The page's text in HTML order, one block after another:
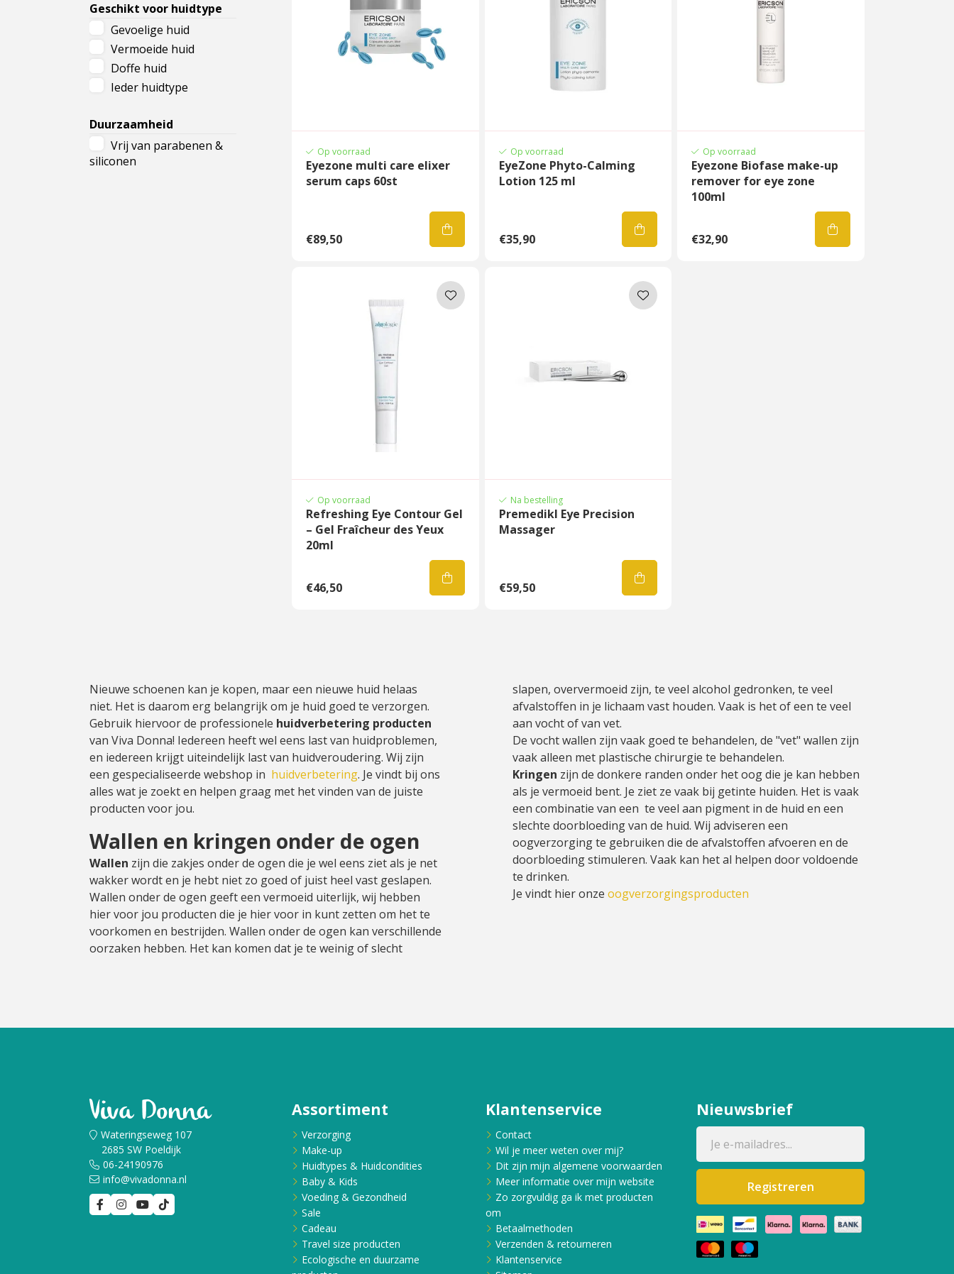
Tegen huidverslapping
Vermoeide ooghuid
Gezwollen oogleden
Geschikt voor huidtype
Gevoelige huid
Vermoeide huid
Doffe huid
Ieder huidtype
Duurzaamheid
Vrij van parabenen &
siliconen
Op voorraad
Eyezone multi care elixer
serum caps 60st
€89,50
Op voorraad
EyeZone Phyto-Calming
Lotion 125 ml
€35,90
Op voorraad
Eyezone Biofase make-up
remover for eye zone
100ml
€32,90
Op voorraad
Refreshing Eye Contour Gel
– Gel Fraîcheur des Yeux
20ml
€46,50
Na bestelling
Premedikl Eye Precision
Massager
€59,50
Nieuwe schoenen kan je kopen, maar een nieuwe huid helaas
niet. Het is daarom erg belangrijk om je huid goed te verzorgen.
Gebruik hiervoor de professionele huidverbetering producten
van Viva Donna! Iedereen heeft wel eens last van huidproblemen,
en iedereen krijgt uiteindelijk last van huidveroudering. Wij zijn
een gespecialiseerde webshop in huidverbetering. Je vindt bij ons
alles wat je zoekt en helpen graag met het vinden van de juiste
producten voor jou.
Wallen en kringen onder de ogen
Wallen zijn die zakjes onder de ogen die je wel eens ziet als je net
wakker wordt en je hebt niet zo goed of juist heel vast geslapen.
Wallen onder de ogen geeft een vermoeid uiterlijk, wij hebben
hier voor jou producten die je hier voor in kunt zetten om het te
voorkomen en bestrijden. Wallen onder de ogen kan verschillende
oorzaken hebben. Het kan komen dat je te weinig of slecht
slapen, oververmoeid zijn, te veel alcohol gedronken, te veel
afvalstoffen in je lichaam vast houden. Vaak is het of een te veel
aan vocht of van vet.
De vocht wallen zijn vaak goed te behandelen, de "vet" wallen zijn
vaak alleen met plastische chirurgie te behandelen.
Kringen zijn de donkere randen onder het oog die je kan hebben
als je vermoeid bent. Je ziet ze vaak bij getinte huiden. Het is vaak
een combinatie van een te veel aan pigment in de huid en een
slechte doorbloeding van de huid. Wij adviseren een
oogverzorging te gebruiken die de afvalstoffen afvoeren en de
doorbloeding stimuleren. Vaak kan het al helpen door voldoende
te drinken.
Je vindt hier onze oogverzorgingsproducten
Wateringseweg 107
2685 SW Poeldijk
06-24190976
info@vivadonna.nl
Assortiment
Verzorging
Make-up
Huidtypes & Huidcondities
Baby & Kids
Voeding & Gezondheid
Sale
Cadeau
Travel size producten
Ecologische en duurzame
Klantenservice
Contact
Wil je meer weten over mij?
Dit zijn mijn algemene voorwaarden
Meer informatie over mijn website
Zo zorgvuldig ga ik met producten
om
Betaalmethoden
Verzenden & retourneren
Klantenservice
Nieuwsbrief
Registreren